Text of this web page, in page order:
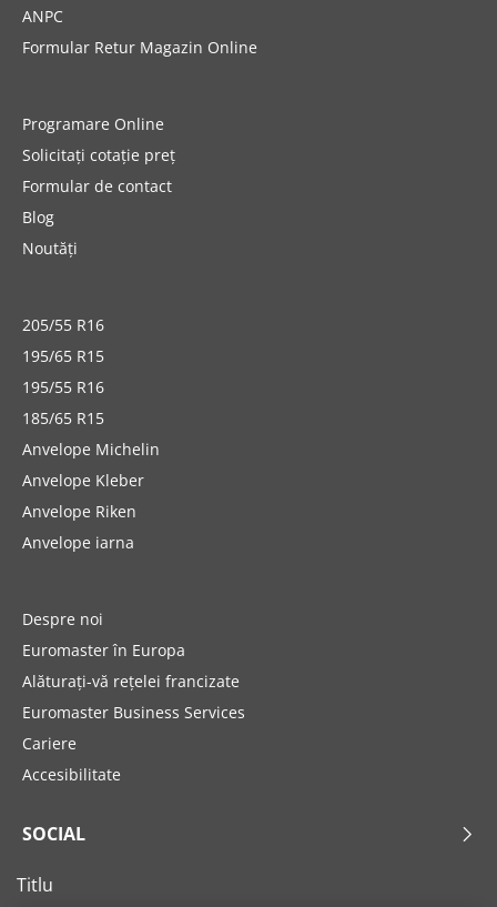
ANPC
Formular Retur Magazin Online
Programare Online
Solicitați cotație preț
Formular de contact
Blog
Noutăți
205/55 R16
195/65 R15
195/55 R16
185/65 R15
Anvelope Michelin
Anvelope Kleber
Anvelope Riken
Anvelope iarna
Despre noi
Euromaster în Europa
Alăturați-vă rețelei francizate
Euromaster Business Services
Cariere
Accesibilitate
SOCIAL
Titlu